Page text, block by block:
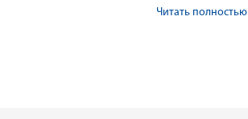
Читать полностью